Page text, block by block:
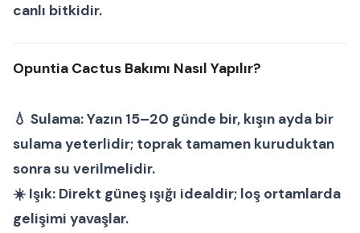
canlı bitkidir.
Opuntia Cactus Bakımı Nasıl Yapılır?
💧 Sulama:Yazın 15–20 günde bir, kışın ayda bir
sulama yeterlidir; toprak tamamen kuruduktan
sonra su verilmelidir.
☀️ Işık: Direkt güneş ışığı idealdir; loş ortamlarda
gelişimi yavaşlar.